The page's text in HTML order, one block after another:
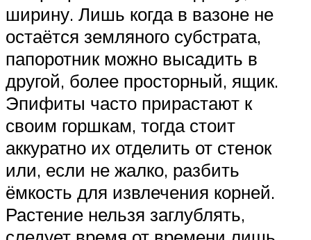
ширину. Лишь когда в вазоне не
остаётся земляного субстрата,
папоротник можно высадить в
другой, более просторный, ящик.
Эпифиты часто прирастают к
своим горшкам, тогда стоит
аккуратно их отделить от стенок
или, если не жалко, разбить
ёмкость для извлечения корней.
Растение нельзя заглублять,